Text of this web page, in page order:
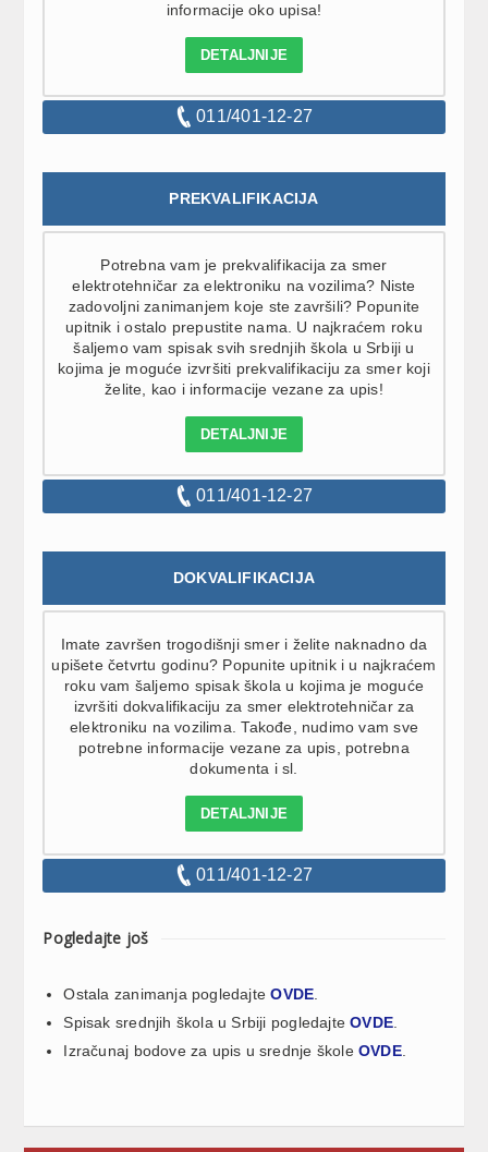
informacije oko upisa!
DETALJNIJE
011/401-12-27
PREKVALIFIKACIJA
Potrebna vam je prekvalifikacija za smer
elektrotehničar za elektroniku na vozilima? Niste
zadovoljni zanimanjem koje ste završili? Popunite
upitnik i ostalo prepustite nama. U najkraćem roku
šaljemo vam spisak svih srednjih škola u Srbiji u
kojima je moguće izvršiti prekvalifikaciju za smer koji
želite, kao i informacije vezane za upis!
DETALJNIJE
011/401-12-27
DOKVALIFIKACIJA
Imate završen trogodišnji smer i želite naknadno da
upišete četvrtu godinu? Popunite upitnik i u najkraćem
roku vam šaljemo spisak škola u kojima je moguće
izvršiti dokvalifikaciju za smer elektrotehničar za
elektroniku na vozilima. Takođe, nudimo vam sve
potrebne informacije vezane za upis, potrebna
dokumenta i sl.
DETALJNIJE
011/401-12-27
Pogledajte još
Ostala zanimanja pogledajteOVDE
Spisak srednjih škola u Srbiji pogledajteOVDE
Izračunaj bodove za upis u srednje školeOVDE.